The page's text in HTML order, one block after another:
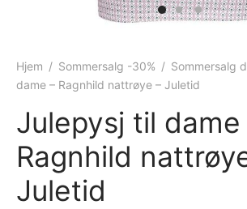
Hjem / Sommersalg -30% / Sommersalg
dame – Ragnhild nattrøye – Juletid
Julepysj til dame
Ragnhild
Juletid
teppe